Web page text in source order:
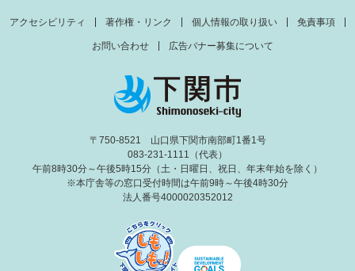
アクセシビリティ 著作権・リンク 個人情報の取り扱い 免責事項
お問い合わせ 広告バナー募集について
〒750-8521 山口県下関市南部町1番1号
083-231-1111（代表）
午前8時30分～午後5時15分（土・日曜日、祝日、年末年始を除く）
※本庁舎等の窓口受付時間は午前9時～午後4時30分
法人番号4000020352012